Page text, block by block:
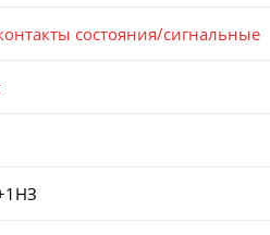
состояния/сигнальные